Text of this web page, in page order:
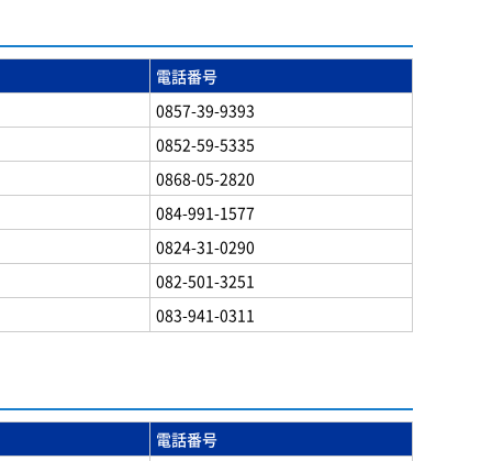
電話番号
0857-39-9393
0852-59-5335
0868-05-2820
084-991-1577
0824-31-0290
082-501-3251
083-941-0311
電話番号